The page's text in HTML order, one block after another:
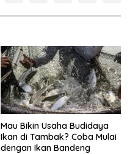
Mau Bikin Usaha Budidaya
Ikan di Tambak? Coba Mulai
dengan Ikan Bandeng